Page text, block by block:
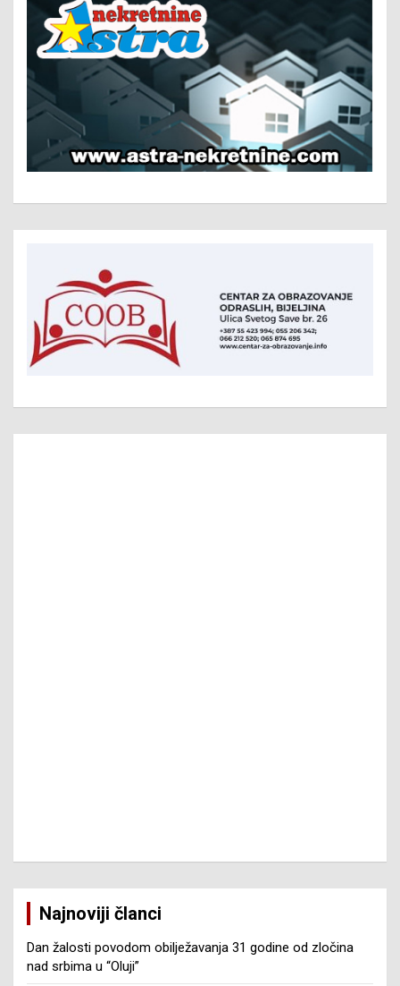
Najnoviji članci
Dan žalosti povodom obilježavanja 31 godine od zločina
nad srbima u “Oluji”